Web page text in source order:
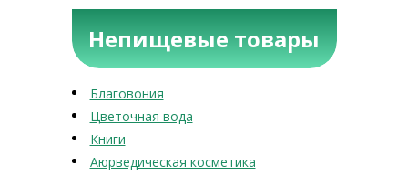
Непищевые товары
Благовония
Цветочная вода
Книги
Аюрведическая косметика